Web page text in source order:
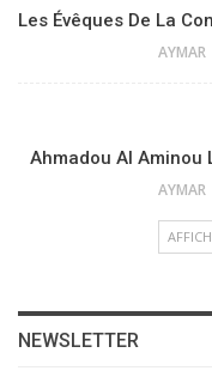
Les Évêques De La
AYMAR
Ahmadou Al Aminou
AYMAR
NEWSLETTER